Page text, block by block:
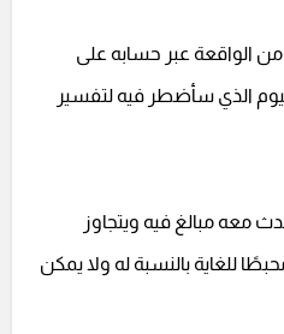
من الواقعة عبر حسابه على
الذي سأضطر فيه لتفسير
معه مبالغ فيه ويتجاوز
للغاية بالنسبة له ولا يمكن